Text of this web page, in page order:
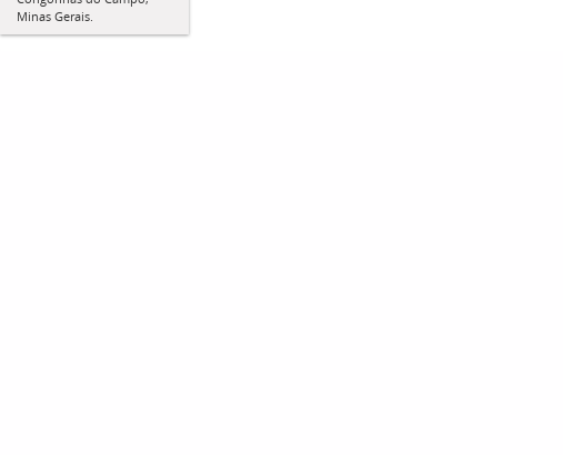
Minas Gerais.